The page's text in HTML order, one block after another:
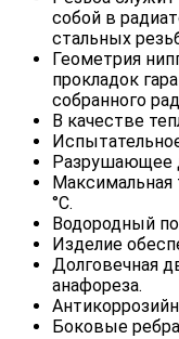
собой в
стальных
Геометрия
прокладок
собранного
В качестве
Разрушающее
Максимальная
°С.
Водородный
Изделие
Долговечная
анафореза.
Боковые